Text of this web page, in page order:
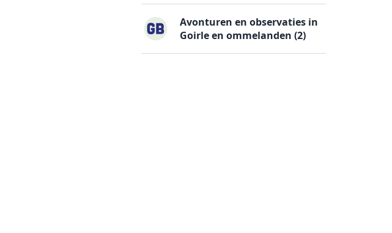
Avonturen en observaties in
Goirle en ommelanden (2)